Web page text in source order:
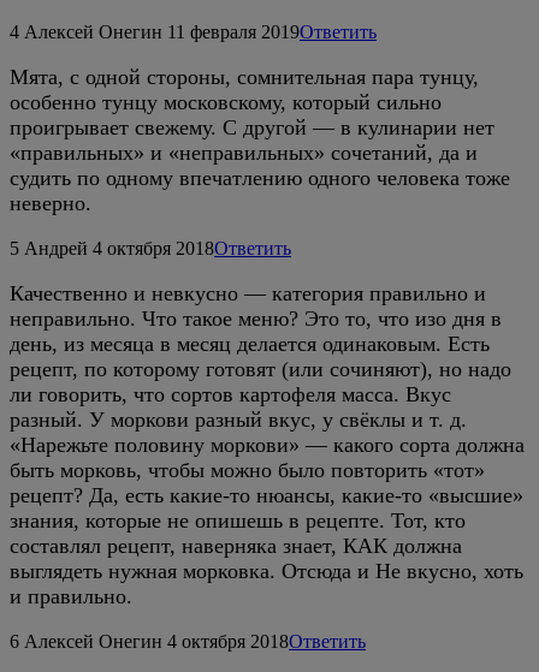
4 Алексей Онегин 11 февраля 2019Ответить
Мята, с одной стороны, сомнительная пара тунцу,
особенно тунцу московскому, который сильно
проигрывает свежему. С другой — в кулинарии нет
«правильных» и «неправильных» сочетаний, да и
судить по одному впечатлению одного человека тоже
неверно.
5 Андрей 4 октября 2018Ответить
Качественно и невкусно — категория правильно и
неправильно. Что такое меню? Это то, что изо дня в
день, из месяца в месяц делается одинаковым. Есть
рецепт, по которому готовят (или сочиняют), но надо
ли говорить, что сортов картофеля масса. Вкус
разный. У моркови разный вкус, у свёклы и т. д.
«Нарежьте половину моркови» — какого сорта должна
быть морковь, чтобы можно было повторить «тот»
рецепт? Да, есть какие-то нюансы, какие-то «высшие»
знания, которые не опишешь в рецепте. Тот, кто
составлял рецепт, наверняка знает, КАК должна
выглядеть нужная морковка. Отсюда и Не вкусно, хоть
и правильно.
6 Алексей Онегин 4 октября 2018Ответить